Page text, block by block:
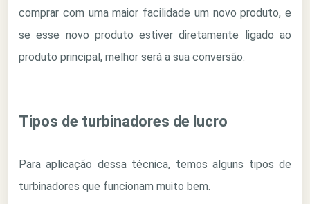
comprar com uma maior facilidade um novo produto, e
se esse novo produto estiver diretamente ligado ao
produto principal, melhor será a sua conversão.
Tipos de turbinadores de lucro
Para aplicação dessa técnica, temos alguns tipos de
turbinadores que funcionam muito bem.